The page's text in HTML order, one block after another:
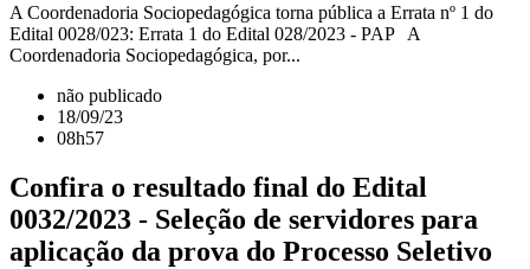
A Coordenadoria Sociopedagógica torna pública a Errata nº 1 do
Edital 0028/023: Errata 1 do Edital 028/2023 - PAP A
Coordenadoria Sociopedagógica, por...
não publicado
18/09/23
08h57
Confira o resultado final do Edital
0032/2023 - Seleção de servidores para
aplicação da prova do Processo Seletivo